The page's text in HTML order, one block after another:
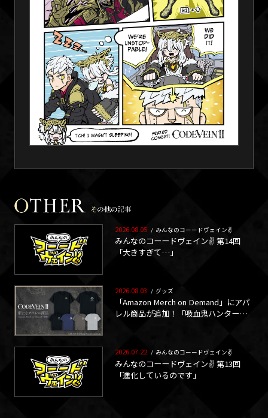
2026.08.05 / みんなのコーードヴェイン✌
みんなのコーードヴェイン✌ 第14回
「大きすぎて…」
2026.08.03 / グッズ
「Amazon Merch on Demand」にアパ
レル商品が追加！「吸血鬼ハンターの
2026.07.22 / みんなのコーードヴェイン✌
みんなのコーードヴェイン✌ 第13回
「進化しているのです」